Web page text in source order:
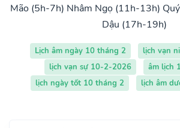
Mão (5h-7h) Nhâm Ngọ (11h-13h)
Dậu (17h-19h)
Lịch âm ngày 10 tháng 2
lịch vạn
lịch vạn sự 10-2-2026
âm lịch
lịch ngày tốt 10 tháng 2
lịch âm